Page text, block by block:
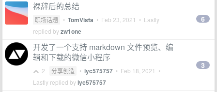
裸辞后的总结
职场话题 • TomVista • Feb 23, 2021 • Lastly
replied byzw1one
6
开发了一个支持 markdown 文件预览、编
辑和下载的微信小程序
2 分享创造 • lyc575757 • Feb 18, 2021 •
Lastly replied bylyc575757
3